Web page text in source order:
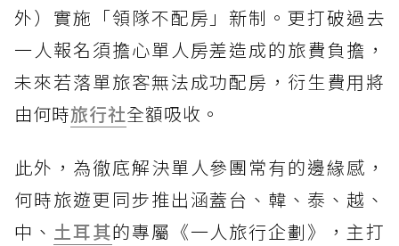
外）實施「領隊不配房」新制。更打破過去
一人報名須擔心單人房差造成的旅費負擔，
未來若落單旅客無法成功配房，衍生費用將
由何時旅行社全額吸收。
此外，為徹底解決單人參團常有的邊緣感，
何時旅遊更同步推出涵蓋台、韓、泰、越、
中、 土耳其的專屬《一人旅行企劃》，主打